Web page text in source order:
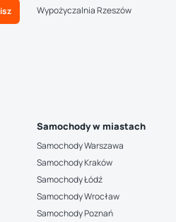
Wypożyczalnia Rzeszów
Samochody w miastach
Samochody Warszawa
Samochody Kraków
Samochody Łódź
Samochody Wrocław
Samochody Poznań